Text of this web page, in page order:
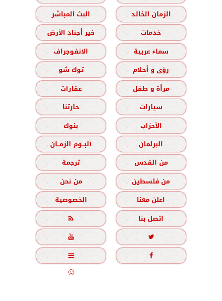
الزمان الخالد
البث المباشر
خدمات
خير أجناد الأرض
سماء عربية
الانفوجراف
رؤى و أحلام
توك شو
مرأة و طفل
عقارات
سيارات
حارتنا
الأحزاب
بنوك
البرلمان
ألبــوم الزمــان
من القدس
ترجمة
من فلسطين
من نحن
اعلن معنا
الخصوصية
اتصل بنا





جميع الحقوق محفوظة©